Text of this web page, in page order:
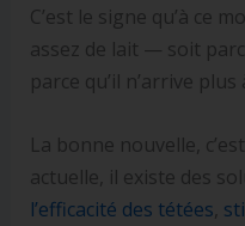
C’est le signe qu’à ce
assez de lait — soit
parce qu’il n’arrive
La bonne nouvelle,
actuelle, il existe des
l’efficacité des tétées